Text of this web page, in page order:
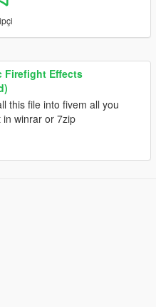
Firefight Effects
this file into fivem all you
winrar or 7zip